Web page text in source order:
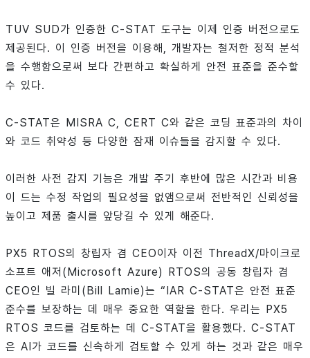
TUV SUD가 인증한 C-STAT 도구는 이제 인증 버전으로도
제공된다. 이 인증 버전을 이용해, 개발자는 철저한 정적 분석
을 수행함으로써 보다 간편하고 확실하게 안전 표준을 준수할
수 있다.
C-STAT은 MISRA C, CERT C와 같은 코딩 표준과의 차이
와 코드 취약성 등 다양한 잠재 이슈들을 감지할 수 있다.
이러한 사전 감지 기능은 개발 주기 후반에 많은 시간과 비용
이 드는 수정 작업의 필요성을 없앰으로써 전반적인 신뢰성을
높이고 제품 출시를 앞당길 수 있게 해준다.
PX5 RTOS의 창립자 겸 CEO이자 이전 ThreadX/마이크로
소프트 애저(Microsoft Azure) RTOS의 공동 창립자 겸
CEO인 빌 라미(Bill Lamie)는 “IAR C-STAT은 안전 표준
준수를 보장하는 데 매우 중요한 역할을 한다. 우리는 PX5
RTOS 코드를 검토하는 데 C-STAT을 활용했다. C-STAT
은 AI가 코드를 신속하게 검토할 수 있게 하는 것과 같은 매우